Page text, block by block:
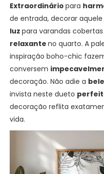
Extraordinário para
de entrada, decorar
luz para varandas
relaxante no quarto. A
inspiração boho-chic
conversem
decoração. Não adie a
invista neste dueto
decoração reflita
vida.